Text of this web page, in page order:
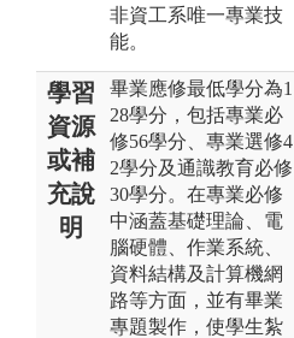
非資工系唯一專業技
能。
學習
資源
或補
充說
明
畢業應修最低學分為1
28學分，包括專業必
修56學分、專業選修4
2學分及通識教育必修
30學分。在專業必修
中涵蓋基礎理論、電
腦硬體、作業系統、
資料結構及計算機網
路等方面，並有畢業
專題製作，使學生紮